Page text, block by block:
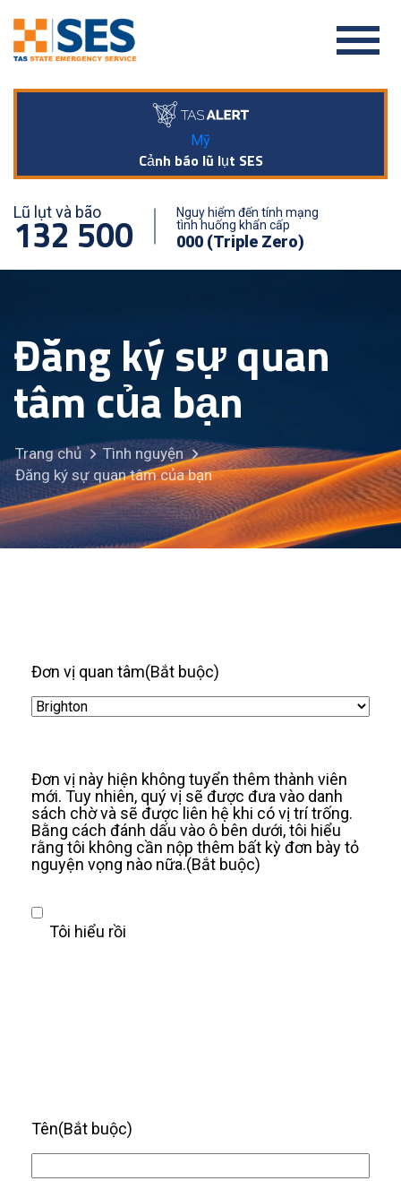
Mỹ
Cảnh báo lũ lụt SES
Lũ lụt và bão
132 500
Nguy hiểm đến tính mạng
tình huống khẩn cấp
000 (Triple Zero)
Đăng ký sự quan
tâm của bạn
Trang chủ
Tình nguyện
Đăng ký sự quan tâm của bạn
Đơn vị quan tâm(Bắt buộc)
Đơn vị này hiện không tuyển thêm thành viên
mới. Tuy nhiên, quý vị sẽ được đưa vào danh
sách chờ và sẽ được liên hệ khi có vị trí trống.
Bằng cách đánh dấu vào ô bên dưới, tôi hiểu
rằng tôi không cần nộp thêm bất kỳ đơn bày tỏ
nguyện vọng nào nữa.(Bắt buộc)
Tôi hiểu rồi
Tên(Bắt buộc)